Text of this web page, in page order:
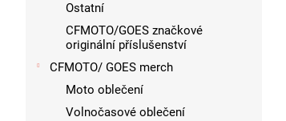
Ostatní
CFMOTO/GOES značkové
originální příslušenství
CFMOTO/ GOES merch
Moto oblečení
Volnočasové oblečení